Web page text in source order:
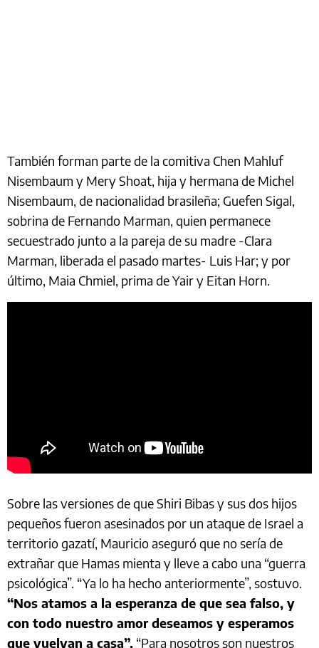
También forman parte de la comitiva Chen Mahluf
Nisembaum y Mery Shoat, hija y hermana de Michel
Nisembaum, de nacionalidad brasileña; Guefen Sigal,
sobrina de Fernando Marman, quien permanece
secuestrado junto a la pareja de su madre -Clara
Marman, liberada el pasado martes- Luis Har; y por
último, Maia Chmiel, prima de Yair y Eitan Horn.
Sobre las versiones de que Shiri Bibas y sus dos hijos
pequeños fueron asesinados por un ataque de Israel a
territorio gazatí, Mauricio aseguró que no sería de
extrañar que Hamas mienta y lleve a cabo una “guerra
psicológica”. “Ya lo ha hecho anteriormente”, sostuvo.
“Nos atamos a la esperanza de que sea falso, y
con todo nuestro amor deseamos y esperamos
que vuelvan a casa”. “Para nosotros son nuestros